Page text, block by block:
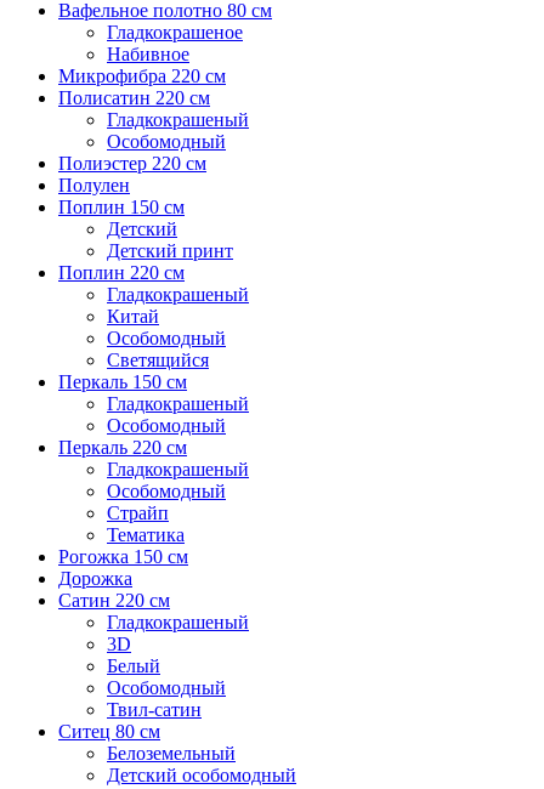
Вафельное полотно 80 см
Гладкокрашеное
Набивное
Микрофибра 220 см
Полисатин 220 см
Гладкокрашеный
Особомодный
Полиэстер 220 см
Полулен
Поплин 150 см
Детский
Детский принт
Поплин 220 см
Гладкокрашеный
Китай
Особомодный
Светящийся
Перкаль 150 см
Гладкокрашеный
Особомодный
Перкаль 220 см
Гладкокрашеный
Особомодный
Страйп
Тематика
Рогожка 150 см
Дорожка
Сатин 220 см
Гладкокрашеный
3D
Белый
Особомодный
Твил-сатин
Ситец 80 см
Белоземельный
Детский особомодный